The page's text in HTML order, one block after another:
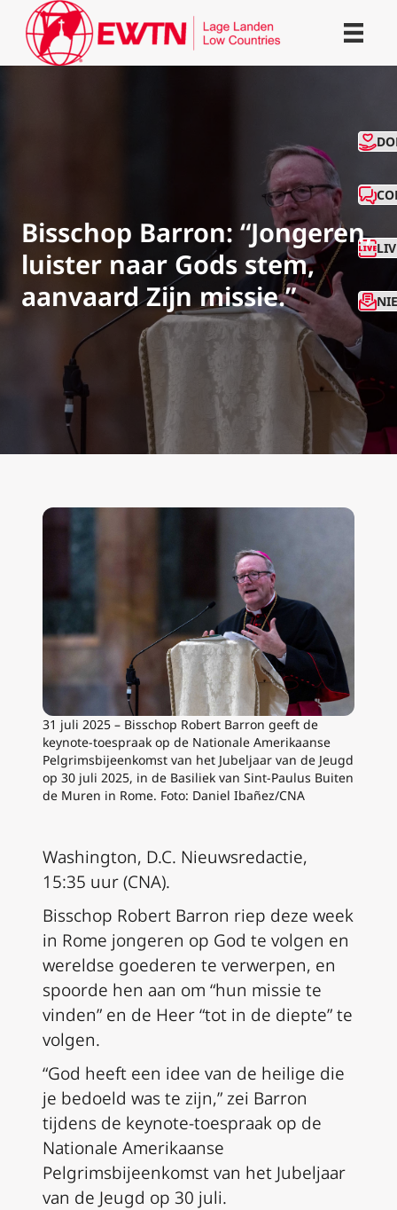
Bisschop Barron: “Jongeren,
luister naar Gods stem,
aanvaard Zijn missie.”
31 juli 2025 – Bisschop Robert Barron geeft de
keynote-toespraak op de Nationale Amerikaanse
Pelgrimsbijeenkomst van het Jubeljaar van de Jeugd
op 30 juli 2025, in de Basiliek van Sint-Paulus Buiten
de Muren in Rome. Foto: Daniel Ibañez/CNA
Washington, D.C. Nieuwsredactie,
15:35 uur (CNA).
Bisschop Robert Barron riep deze week
in Rome jongeren op God te volgen en
wereldse goederen te verwerpen, en
spoorde hen aan om “hun missie te
vinden” en de Heer “tot in de diepte” te
volgen.
“God heeft een idee van de heilige die
je bedoeld was te zijn,” zei Barron
tijdens de keynote-toespraak op de
Nationale Amerikaanse
Pelgrimsbijeenkomst van het Jubeljaar
van de Jeugd op 30 juli.